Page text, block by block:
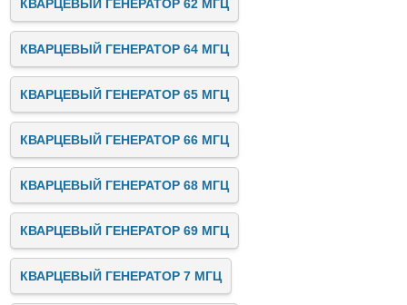
КВАРЦЕВЫЙ ГЕНЕРАТОР 62 МГЦ
КВАРЦЕВЫЙ ГЕНЕРАТОР 64 МГЦ
КВАРЦЕВЫЙ ГЕНЕРАТОР 65 МГЦ
КВАРЦЕВЫЙ ГЕНЕРАТОР 66 МГЦ
КВАРЦЕВЫЙ ГЕНЕРАТОР 68 МГЦ
КВАРЦЕВЫЙ ГЕНЕРАТОР 69 МГЦ
КВАРЦЕВЫЙ ГЕНЕРАТОР 7 МГЦ